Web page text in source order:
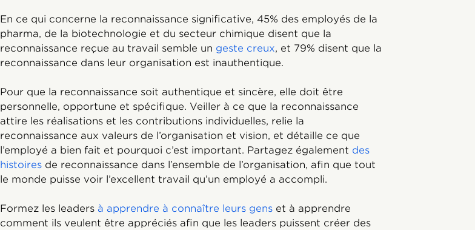
En ce qui concerne la reconnaissance significative, 45% des employés de la
pharma, de la biotechnologie et du secteur chimique disent que la
reconnaissance reçue au travail semble un geste creux, et 79% disent que la
reconnaissance dans leur organisation est inauthentique.
Pour que la reconnaissance soit authentique et sincère, elle doit être
personnelle, opportune et spécifique. Veiller à ce que la reconnaissance
attire les réalisations et les contributions individuelles, relie la
reconnaissance aux valeurs de l’organisation et vision, et détaille ce que
l’employé a bien fait et pourquoi c’est important. Partagez également des
histoires de reconnaissance dans l’ensemble de l’organisation, afin que tout
le monde puisse voir l’excellent travail qu’un employé a accompli.
Formez les leaders à apprendre à connaître leurs gens et à apprendre
comment ils veulent être appréciés afin que les leaders puissent créer des